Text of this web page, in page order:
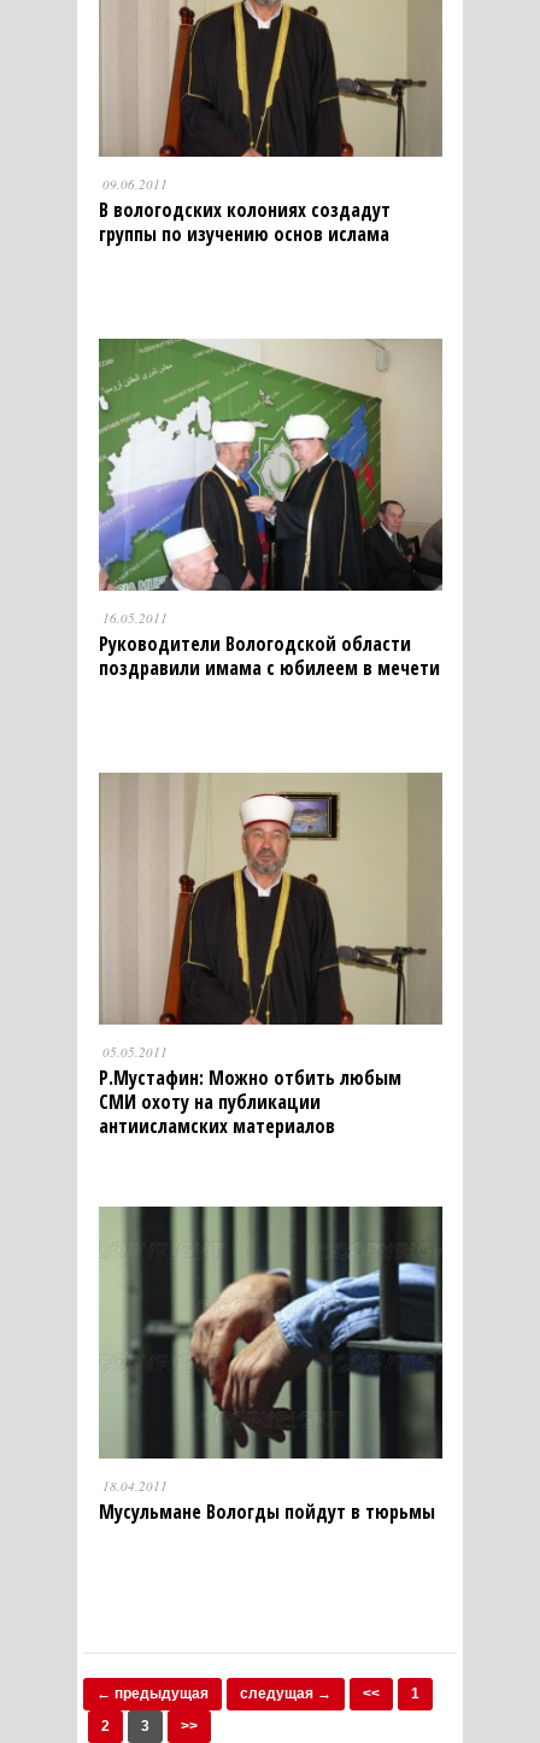
09.06.2011
В вологодских колониях создадут
группы по изучению основ ислама
16.05.2011
Руководители Вологодской области
поздравили имама с юбилеем в мечети
05.05.2011
Р.Мустафин: Можно отбить любым
СМИ охоту на публикации
антиисламских материалов
18.04.2011
Мусульмане Вологды пойдут в тюрьмы
← предыдущая следущая → <<
1
2
3 >>